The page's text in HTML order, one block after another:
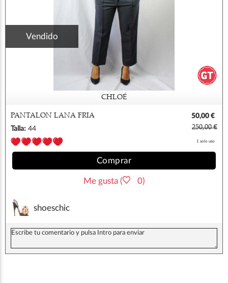
Vendido
CHLOÉ
PANTALON LANA FRIA
50,00 €
Talla: 44 250,00 €
1 solo uso
Comprar
Me gusta ( 0)
shoeschic